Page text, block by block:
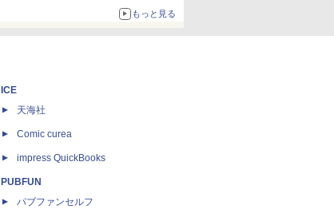
もっと見る
ICE
天海社
Comic curea
impress QuickBooks
PUBFUN
パブファンセルフ